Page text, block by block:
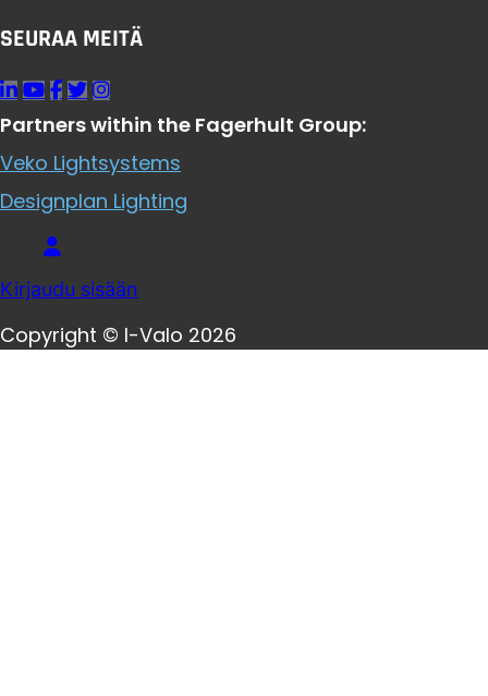
SEURAA MEITÄ
Partners within the Fagerhult Group:
Veko Lightsystems
Designplan Lighting
Kirjaudu sisään
Copyright © I-Valo 2026